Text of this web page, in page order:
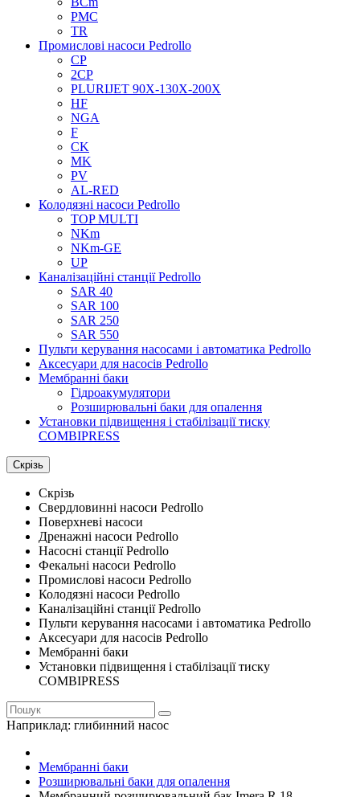
PMC
TR
Промислові насоси Pedrollo
CP
2CP
PLURIJET 90X-130X-200X
HF
NGA
F
CK
MK
PV
AL-RED
Колодязні насоси Pedrollo
TOP MULTI
NKm
NKm-GE
UP
Каналізаційні станції Pedrollo
SAR 40
SAR 100
SAR 250
SAR 550
Пульти керування насосами і автоматика Pedrollo
Аксесуари для насосів Pedrollo
Мембранні баки
Гідроакумулятори
Розширювальні баки для опалення
Установки підвищення і стабілізації тиску
COMBIPRESS
Скрізь
Скрізь
Свердловинні насоси Pedrollo
Поверхневі насоси
Дренажні насоси Pedrollo
Насосні станції Pedrollo
Фекальні насоси Pedrollo
Промислові насоси Pedrollo
Колодязні насоси Pedrollo
Каналізаційні станції Pedrollo
Пульти керування насосами і автоматика Pedrollo
Аксесуари для насосів Pedrollo
Мембранні баки
Установки підвищення і стабілізації тиску
COMBIPRESS
Наприклад: глибинний насос
Мембранні баки
Розширювальні баки для опалення